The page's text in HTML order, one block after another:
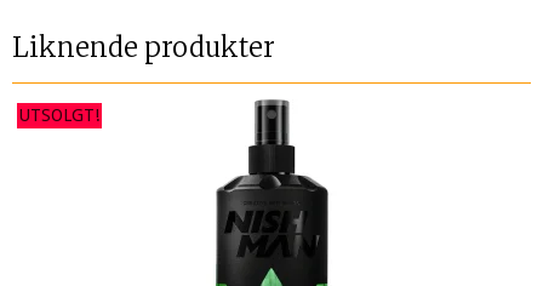
Liknende produkter
UTSOLGT!